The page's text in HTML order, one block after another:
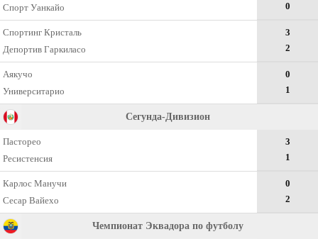
Спорт Уанкайо
0
Спортинг Кристаль
Депортив Гаркиласо
3
2
Аякучо
Университарио
0
1
Сегунда-Дивизион
Пасторео
Ресистенсия
3
1
Карлос Манучи
Сесар Вайехо
0
2
Чемпионат Эквадора по футболу